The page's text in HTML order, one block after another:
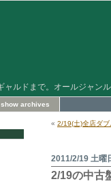
ャルドまで。オールジャン
archives
« 2/19(土)全店ダ
2011/2/19 土曜
2/19の中古